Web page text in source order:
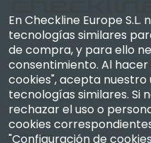
Checkline Europe S.L. —
la calibración, la
instrumentos de medición
Empresa
En Checkline Europe
tecnologías similares
de compra, y para ello
consentimiento. Al
cookies", acepta nuestro
tecnologías similares. Si
rechazar el uso o
cookies
"Configuración de